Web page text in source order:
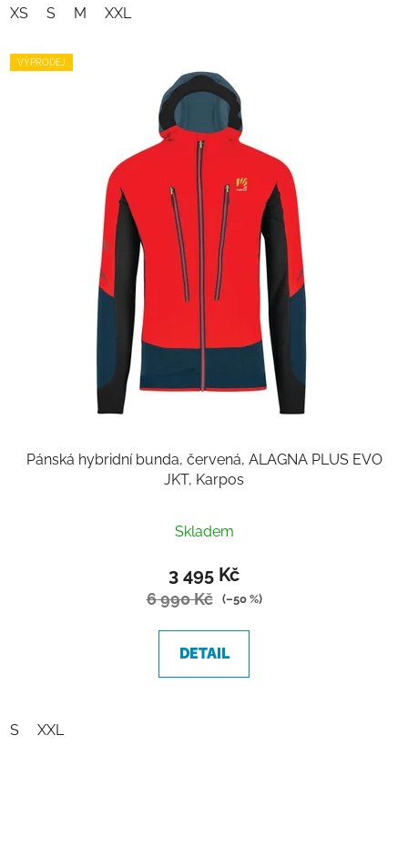
XS S M XXL
VÝPRODEJ
Pánská hybridní bunda, červená, ALAGNA PLUS EVO
JKT, Karpos
Skladem
3 495 Kč
6 990 Kč (–50 %)
DETAIL
S XXL